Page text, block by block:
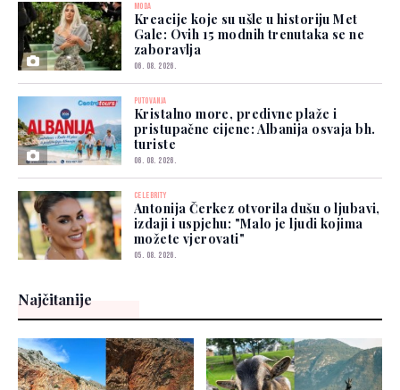
MODA
Kreacije koje su ušle u historiju Met
Gale: Ovih 15 modnih trenutaka se ne
zaboravlja
06. 08. 2026.
PUTOVANJA
Kristalno more, predivne plaže i
pristupačne cijene: Albanija osvaja bh.
turiste
06. 08. 2026.
CELEBRITY
Antonija Čerkez otvorila dušu o ljubavi,
izdaji i uspjehu: "Malo je ljudi kojima
možete vjerovati"
05. 08. 2026.
Najčitanije